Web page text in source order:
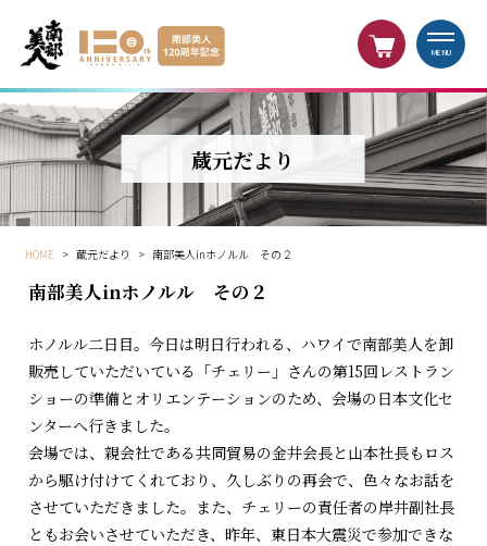
MENU
蔵元だより
HOME > 蔵元だより > 南部美人inホノルル その２
南部美人inホノルル その２
ホノルル二日目。今日は明日行われる、ハワイで南部美人を卸
販売していただいている「チェリー」さんの第15回レストラン
ショーの準備とオリエンテーションのため、会場の日本文化セ
ンターへ行きました。
会場では、親会社である共同貿易の金井会長と山本社長もロス
から駆け付けてくれており、久しぶりの再会で、色々なお話を
させていただきました。また、チェリーの責任者の岸井副社長
ともお会いさせていただき、昨年、東日本大震災で参加できな